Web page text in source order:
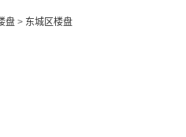
盘 > 东城区楼盘